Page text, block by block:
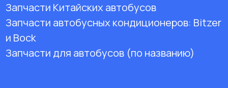
Запчасти Китайских автобусов
Запчасти автобусных кондиционеров: Bitzer
и Bock
Запчасти для автобусов (по названию)